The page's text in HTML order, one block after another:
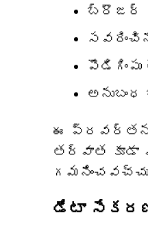
బ్రౌజర్
పొడిగింపు
ఈ
తర్వాత కూడా
డేటా